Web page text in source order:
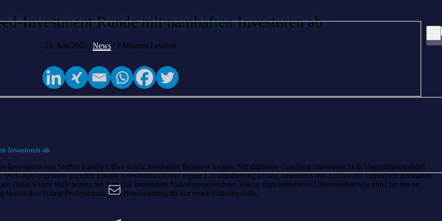
Investment Runde mit namhaften Investoren ab
22. Juni 2022 | News | 2 Minuten Lesezeit
Investoren ab
Investment von Startup Family Office sowie namhaften Business Angels. Mit digitalem Coaching unterstützt Sklls Unternehmen dabei,
App regt dank gezielter Fragen Selbstreflexion und eigene Lösungsfindung an und unterstützt den Aufbau der individuell relevanten
Dafür wurde Sklls bereits mit dem HR Innovation Award ausgezeichnet. Kleine mittelständische Unternehmen wie mm1 bis hin zu
ihre Young Professionals vom Berufseinstieg bis zur ersten Führungsrolle.